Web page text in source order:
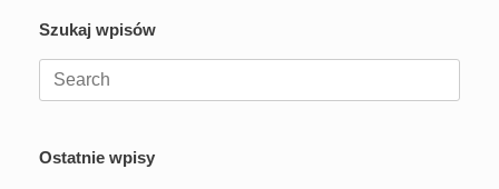
Szukaj wpisów
Search
for:
Ostatnie wpisy